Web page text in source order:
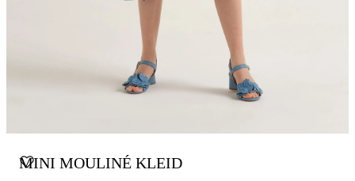
MINI MOULINÉ KLEID